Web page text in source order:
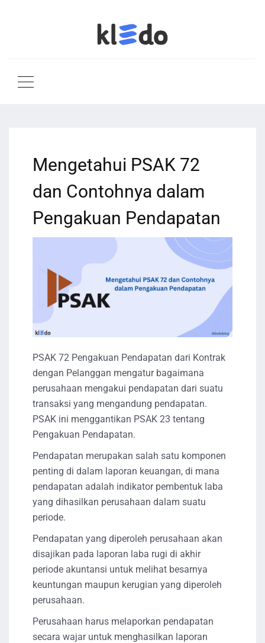
Mengetahui PSAK 72
dan Contohnya dalam
Pengakuan Pendapatan
PSAK 72 Pengakuan Pendapatan dari Kontrak
dengan Pelanggan mengatur bagaimana
perusahaan mengakui pendapatan dari suatu
transaksi yang mengandung pendapatan.
PSAK ini menggantikan PSAK 23 tentang
Pengakuan Pendapatan.
Pendapatan merupakan salah satu komponen
penting di dalam laporan keuangan, di mana
pendapatan adalah indikator pembentuk laba
yang dihasilkan perusahaan dalam suatu
periode.
Pendapatan yang diperoleh perusahaan akan
disajikan pada laporan laba rugi di akhir
periode akuntansi untuk melihat besarnya
keuntungan maupun kerugian yang diperoleh
perusahaan.
Perusahaan harus melaporkan pendapatan
secara wajar untuk menghasilkan laporan